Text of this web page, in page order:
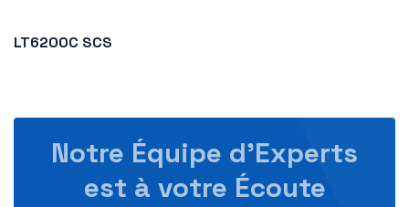
LT6200C SCS
Notre Équipe d’Experts
est à votre Écoute